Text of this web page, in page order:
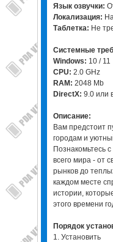
Язык озвучки:
Локализация:
Таблетка: Не
Системные
Windows: 10 / 11
CPU: 2.0 GHz
RAM: 2048 Mb
DirectX: 9.0 или
Описание:
Вам предстоит
городам и
Познакомьтесь
всего мира - от
рынков до
каждом месте
истории,
этого времени
Порядок
1. Установить